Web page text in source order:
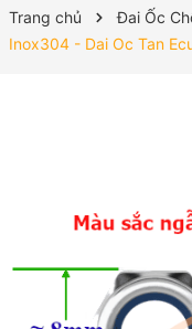
Trang chủ Đai Ốc
Inox304 - Dai Oc Tan